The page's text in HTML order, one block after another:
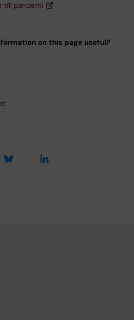
till pandemi
on this page useful?